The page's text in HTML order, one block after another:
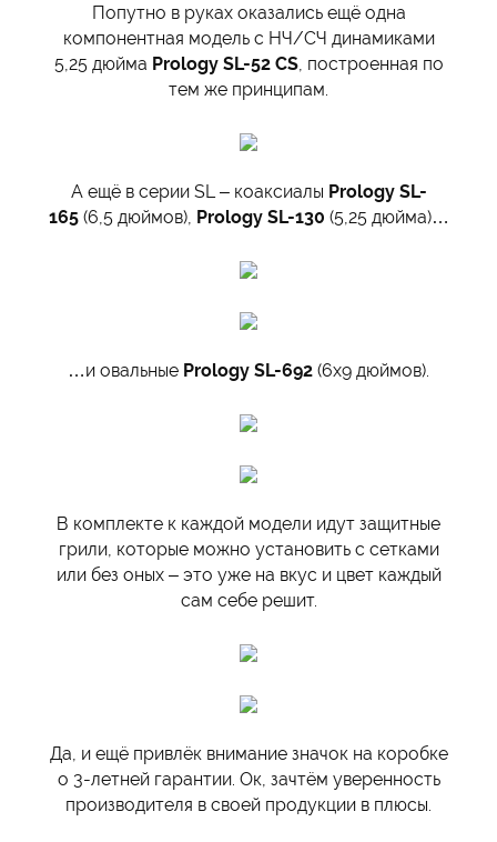
Попутно в руках оказались ещё одна
компонентная модель с НЧ/СЧ динамиками
5,25 дюйма Prology SL-52 CS, построенная по
тем же принципам.
А ещё в серии SL – коаксиалы Prology SL-
165(6,5 дюймов), Prology SL-130 (5,25 дюйма)…
…и овальные Prology SL-692 (6х9 дюймов).
В комплекте к каждой модели идут защитные
грили, которые можно установить с сетками
или без оных – это уже на вкус и цвет каждый
сам себе решит.
Да, и ещё привлёк внимание значок на коробке
о 3-летней гарантии. Ок, зачтём уверенность
производителя в своей продукции в плюсы.